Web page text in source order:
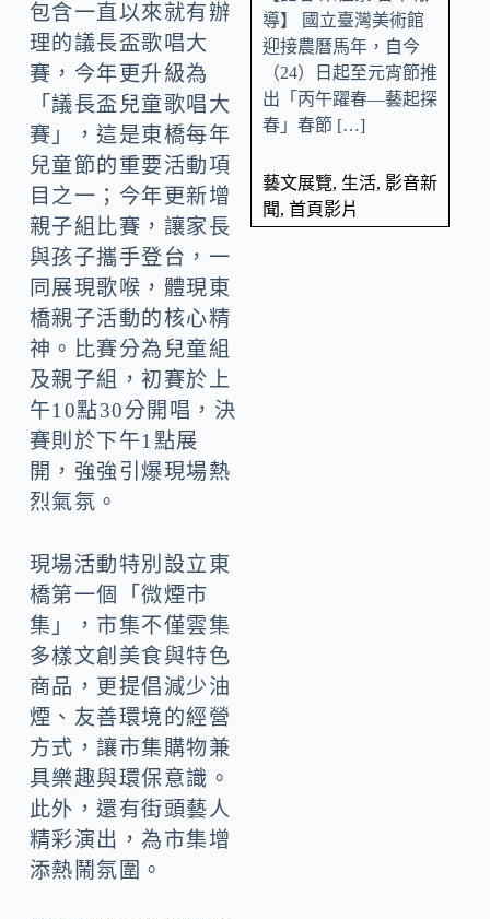
包含一直以來就有辦
理的議長盃歌唱大
賽，今年更升級為
「議長盃兒童歌唱大
賽」，這是東橋每年
兒童節的重要活動項
目之一；今年更新增
親子組比賽，讓家長
與孩子攜手登台，一
同展現歌喉，體現東
橋親子活動的核心精
神。比賽分為兒童組
及親子組，初賽於上
午10點30分開唱，決
賽則於下午1點展
開，強強引爆現場熱
烈氣氛。
現場活動特別設立東
橋第一個「微煙市
集」，市集不僅雲集
多樣文創美食與特色
商品，更提倡減少油
煙、友善環境的經營
方式，讓市集購物兼
具樂趣與環保意識。
此外，還有街頭藝人
精彩演出，為市集增
添熱鬧氛圍。
導】 國立臺灣美術館
迎接農曆馬年，自今
（24）日起至元宵節推
出「丙午躍春—藝起探
春」春節 […]
藝文展覽, 生活, 影音新
聞, 首頁影片